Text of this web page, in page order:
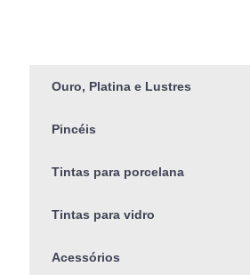
Ouro, Platina e Lustres
Pincéis
Tintas para porcelana
Tintas para vidro
Acessórios